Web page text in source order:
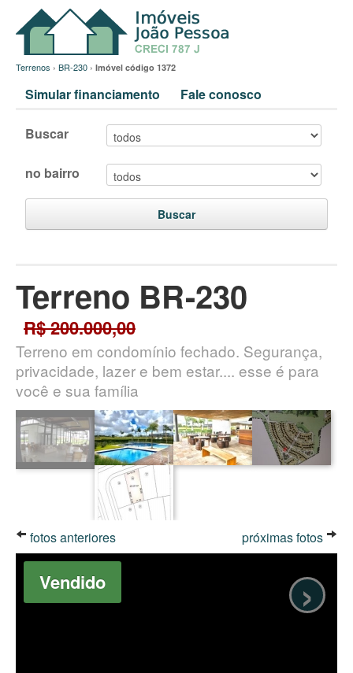
Terrenos › BR-230 › Imóvel código 1372
Simular financiamento Fale conosco
Buscar
no bairro
Buscar
Terreno BR-230
R$ 200.000,00
Terreno em condomínio fechado. Segurança,
privacidade, lazer e bem estar.... esse é para
você e sua família
fotos anteriores próximas fotos
›
Vendido